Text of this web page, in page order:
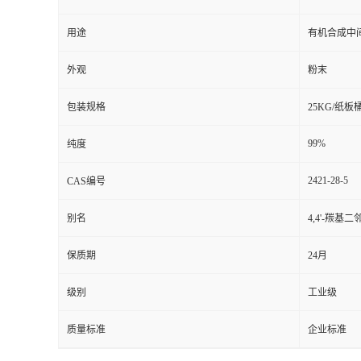
用途 有机合成中
外观 粉末
包装规格 25KG/纸板
纯度 99%
CAS编号 2421-28-5
别名 4,4'-羰基二
保质期 24月
级别 工业级
质量标准 企业标准